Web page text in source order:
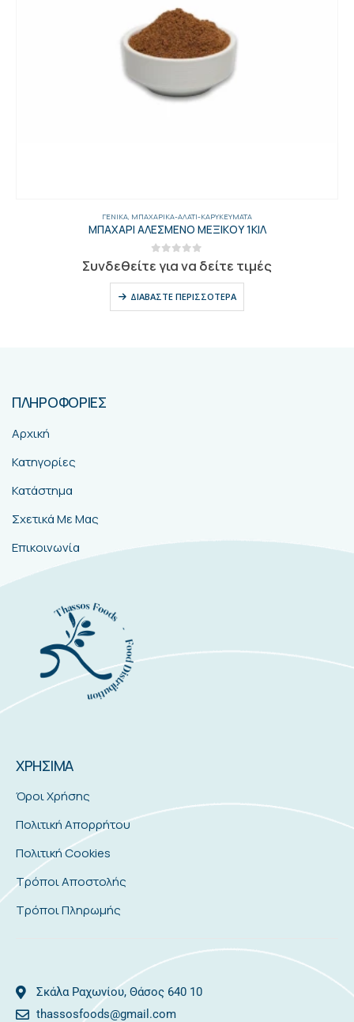
ΓΕΝΙΚΑ, ΜΠΑΧΑΡΙΚΆ-ΑΛΆΤΙ-ΚΑΡΥΚΕΎΜΑΤΑ
ΜΠΑΧΑΡΙ ΑΛΕΣΜΕΝΟ ΜΕΞΙΚΟΥ 1ΚΙΛ
out of 5
Συνδεθείτε για να δείτε τιμές
ΔΙΑΒΆΣΤΕ ΠΕΡΙΣΣΌΤΕΡΑ
ΠΛΗΡΟΦΟΡΙΕΣ
Αρχική
Κατηγορίες
Κατάστημα
Σχετικά Με Μας
Επικοινωνία
ΧΡΗΣΙΜΑ
Όροι Χρήσης
Πολιτική Απορρήτου
Πολιτική Cookies
Τρόποι Αποστολής
Τρόποι Πληρωμής
Σκάλα Ραχωνίου, Θάσος 640 10
thassosfoods@gmail.com